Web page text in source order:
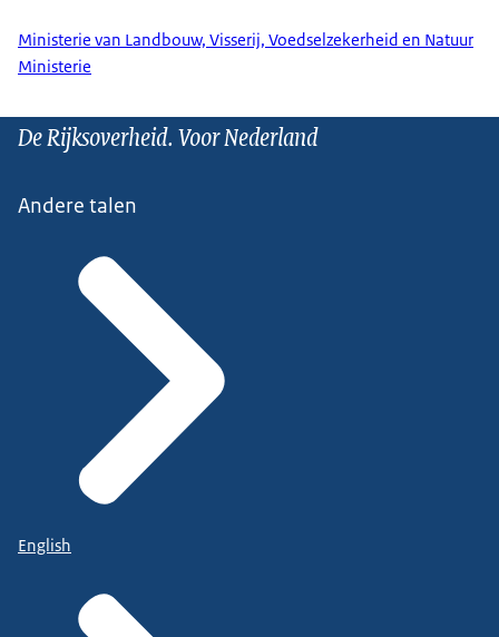
Ministerie van Landbouw, Visserij, Voedselzekerheid en Natuur
Ministerie
De Rijksoverheid. Voor Nederland
Andere talen
English